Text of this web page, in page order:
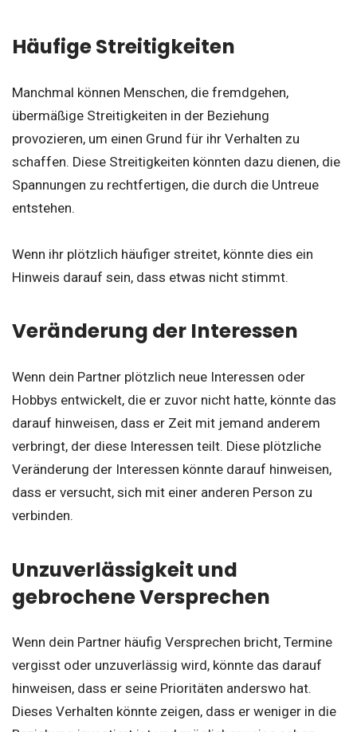
Häufige Streitigkeiten
Manchmal können Menschen, die fremdgehen,
übermäßige Streitigkeiten in der Beziehung
provozieren, um einen Grund für ihr Verhalten zu
schaffen. Diese Streitigkeiten könnten dazu dienen, die
Spannungen zu rechtfertigen, die durch die Untreue
entstehen.
Wenn ihr plötzlich häufiger streitet, könnte dies ein
Hinweis darauf sein, dass etwas nicht stimmt.
Veränderung der Interessen
Wenn dein Partner plötzlich neue Interessen oder
Hobbys entwickelt, die er zuvor nicht hatte, könnte das
darauf hinweisen, dass er Zeit mit jemand anderem
verbringt, der diese Interessen teilt. Diese plötzliche
Veränderung der Interessen könnte darauf hinweisen,
dass er versucht, sich mit einer anderen Person zu
verbinden.
Unzuverlässigkeit und
gebrochene Versprechen
Wenn dein Partner häufig Versprechen bricht, Termine
vergisst oder unzuverlässig wird, könnte das darauf
hinweisen, dass er seine Prioritäten anderswo hat.
Dieses Verhalten könnte zeigen, dass er weniger in die